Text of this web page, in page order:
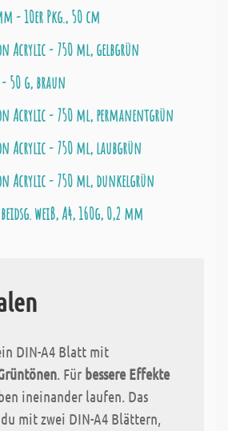
- 10er Pkg., 50 cm
Acrylic - 750 ml, gelbgrün
- 50 g, braun
Acrylic - 750 ml, permanentgrün
Acrylic - 750 ml, laubgrün
Acrylic - 750 ml, dunkelgrün
weiß, A4, 160g, 0,2 mm
DIN-A4 Blatt mit
. Für bessere Effekte
ineinander laufen. Das
mit zwei DIN-A4 Blättern,